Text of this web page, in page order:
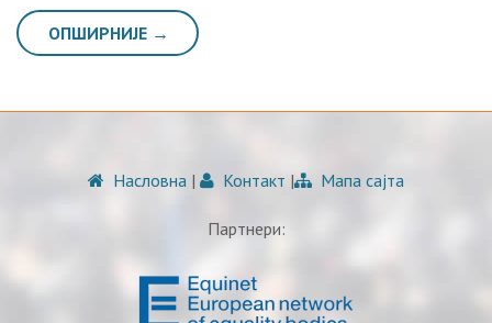
ОПШИРНИЈЕ →
Насловна | Контакт | Мапа сајта
Партнери: